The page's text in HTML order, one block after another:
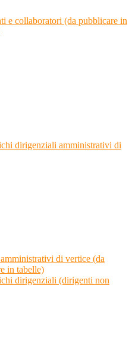
e collaboratori (da pubblicare in
dirigenziali amministrativi di
di vertice (da
in tabelle)
dirigenziali (dirigenti non